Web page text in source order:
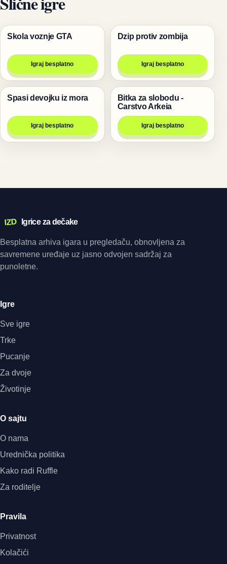
Trke
Skola voznje GTA
Igraj besplatno
Pucanje
Dzip protiv zombija
Igraj besplatno
Igre
Spasi devojku iz mora
Igraj besplatno
Igre
Bitka za slobodu -
Carstvo Arkeia
Igraj besplatno
IZD Igrice za dečake
Besplatna arhiva igara u pregledaču, obnovljena za
savremene uređaje uz jasno odvojen sadržaj za
punoletne.
Igre
Sve igre
Trke
Pucanje
Za dvoje
Životinje
O sajtu
O nama
Urednička politika
Kako radi Ruffle
Za roditelje
Pravila
Privatnost
Kolačići